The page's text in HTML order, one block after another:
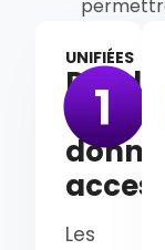
UNIFIÉES
vos
Les